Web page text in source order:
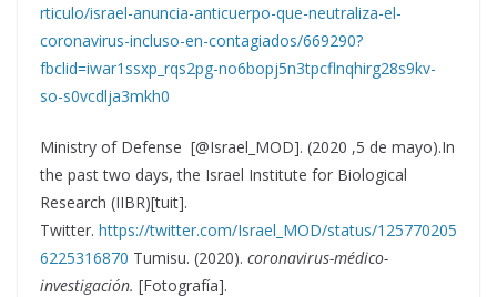
rticulo/israel-anuncia-anticuerpo-que-neutraliza-el-
coronavirus-incluso-en-contagiados/669290?
fbclid=iwar1ssxp_rqs2pg-no6bopj5n3tpcflnqhirg28s9kv-
so-s0vcdlja3mkh0
Ministry of Defense [@Israel_MOD]. (2020 ,5 de mayo).In
the past two days, the Israel Institute for Biological
Research (IIBR)[tuit].
Twitter. https://twitter.com/Israel_MOD/status/125770205
6225316870 Tumisu. (2020). coronavirus-médico-
investigación. [Fotografía].